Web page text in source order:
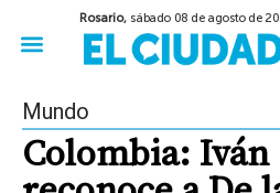
Rosario, sábado 08 de agosto de
Mundo
Colombia: Iván